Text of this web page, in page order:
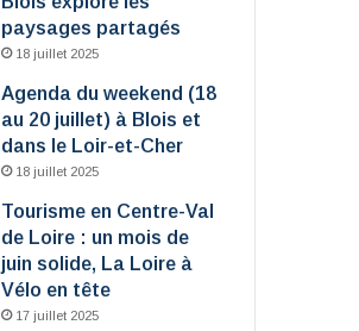
paysages partagés
18 juillet 2025
Agenda du weekend (18
au 20 juillet) à Blois et
dans le Loir-et-Cher
18 juillet 2025
Tourisme en Centre-Val
de Loire : un mois de
juin solide, La Loire à
Vélo en tête
17 juillet 2025